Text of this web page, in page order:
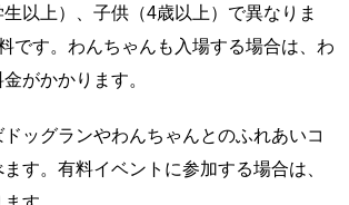
以上）、子供（4歳以上）で異なりま
です。わんちゃんも入場する場合は、わ
がかかります。
ッグランやわんちゃんとのふれあいコ
す。有料イベントに参加する場合は、